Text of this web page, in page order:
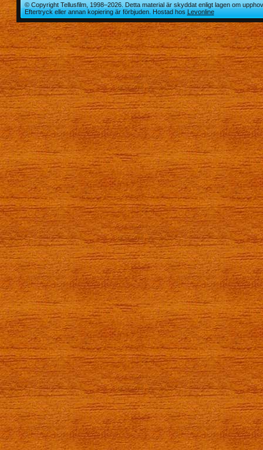
© Copyright Tellusfilm, 1998–2026. Detta material är skyddat enligt lagen om
Eftertryck eller annan kopiering är förbjuden. Hostad hosLevonline